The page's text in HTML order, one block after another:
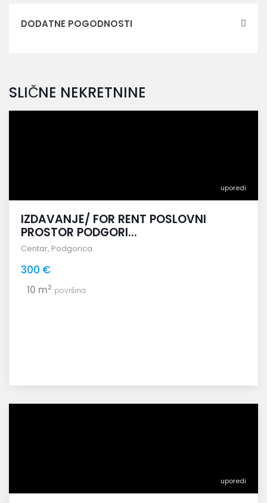
DODATNE POGODNOSTI
SLIČNE NEKRETNINE
uporedi
IZDAVANJE/ FOR RENT POSLOVNI
PROSTOR PODGORI...
Centar, Podgorica
300 €
10 m2 površina
uporedi